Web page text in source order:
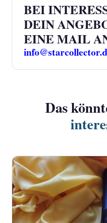
BEI
DEIN
EINE MAIL
Das